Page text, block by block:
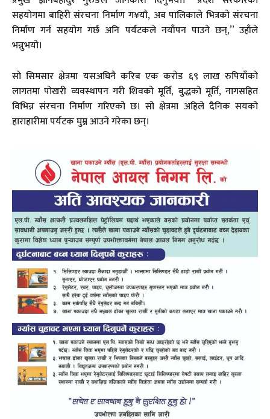
सहयोगमा बाहिरी संरचना निर्माण ग¥यौ, अब पालिकाले भित्रको संरचना
निर्माण गर्न सहयोग गर्छ अनि पर्यटकले नयाँपन पाउने छन्,” उहाँले
भन्नुभयो।
सो सिमसार क्षेत्रमा यसअघिनै करिब एक करोड ६९ लाख रुपियाँको
लागतमा पोखरी व्यवस्थापन गरी शिवको मूर्ति, बुद्धको मूर्ति, नागसहित
विभिन्न संरचना निर्माण गरिएको छ। सो क्षेत्रमा अहिले दैनिक सयको
हाराहारीमा पर्यटक घुम्न आउने गरेका छन्।